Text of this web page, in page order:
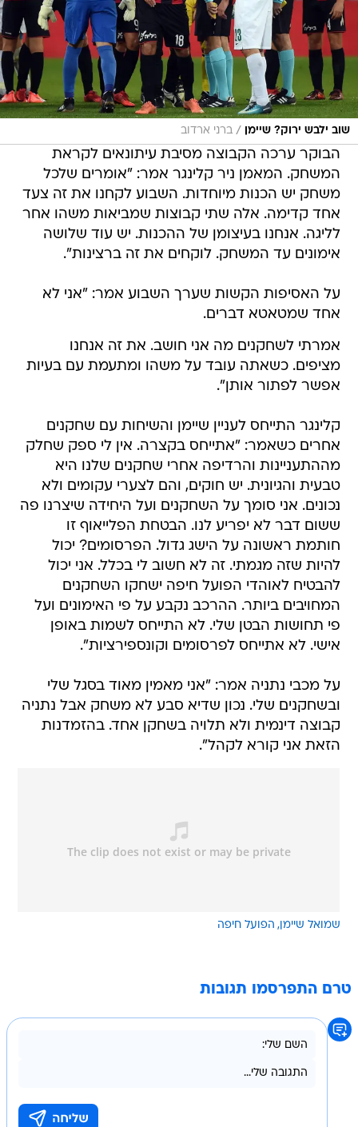
שוב ילבש ירוק? שיימן / ברני ארדוב
הבוקר ערכה הקבוצה מסיבת עיתונאים לקראת
המשחק. המאמן ניר קלינגר אמר: "אומרים שלכל
משחק יש הכנות מיוחדות. השבוע לקחנו את זה צעד
אחד קדימה. אלה שתי קבוצות שמביאות משהו אחר
לליגה. אנחנו בעיצומן של ההכנות. יש עוד שלושה
אימונים עד המשחק. לוקחים את זה ברצינות".
על האסיפות הקשות שערך השבוע אמר: "אני לא
אחד שמטאטא דברים.
אמרתי לשחקנים מה אני חושב. את זה אנחנו
מציפים. כשאתה עובד על משהו ומתעמת עם בעיות
אפשר לפתור אותן".
קלינגר התייחס לעניין שיימן והשיחות עם שחקנים
אחרים כשאמר: "אתייחס בקצרה. אין לי ספק שחלק
מההתעניינות והרדיפה אחרי שחקנים שלנו היא
טבעית והגיונית. יש חוקים, והם לצערי עקומים ולא
נכונים. אני סומך על השחקנים ועל היחידה שיצרנו פה
ששום דבר לא יפריע לנו. הבטחת הפלייאוף זו
חותמת ראשונה על הישג גדול. הפרסומים? יכול
להיות שזה מגמתי. זה לא חשוב לי בכלל. אני יכול
להבטיח לאוהדי הפועל חיפה ישחקו השחקנים
המחויבים ביותר. ההרכב נקבע על פי האימונים ועל
פי תחושות הבטן שלי. לא התייחס לשמות באופן
אישי. לא אתייחס לפרסומים וקונספירציות".
על מכבי נתניה אמר: "אני מאמין מאוד בסגל שלי
ובשחקנים שלי. נכון שדיא סבע לא משחק אבל נתניה
קבוצה דינמית ולא תלויה בשחקן אחד. בהזמדנות
הזאת אני קורא לקהל".
שמואל שיימן הפועל חיפה
טרם התפרסמו תגובות